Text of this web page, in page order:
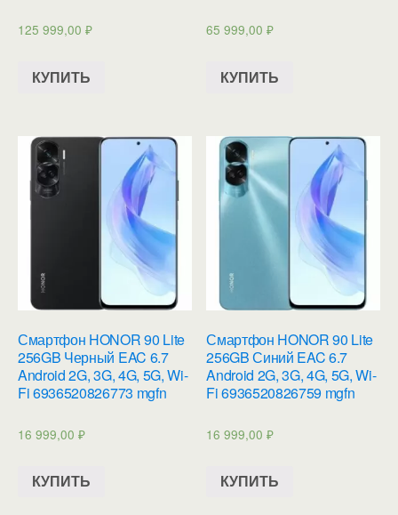
125 999,00 ₽
КУПИТЬ
65 999,00₽
КУПИТЬ
Смартфон HONOR 90 Lite
256GB Черный EAC 6.7
Android 2G, 3G, 4G, 5G, Wi-
Fi 6936520826773 mgfn
16 999,00 ₽
КУПИТЬ
Смартфон HONOR 90 Lite
256GB Синий EAC 6.7
Android 2G, 3G, 4G, 5G, Wi-
Fi 6936520826759 mgfn
16 999,00₽
КУПИТЬ